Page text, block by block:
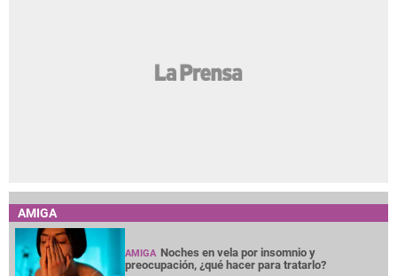
AMIGA
AMIGA Noches en vela por insomnio y
preocupación, ¿qué hacer para tratarlo?